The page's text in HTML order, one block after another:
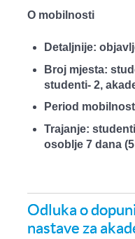
O mobilnosti
Detaljnije:
Broj mjesta:
studenti- 2,
Period
Trajanje:
osoblje 7 dana
Odluka o
nastave za